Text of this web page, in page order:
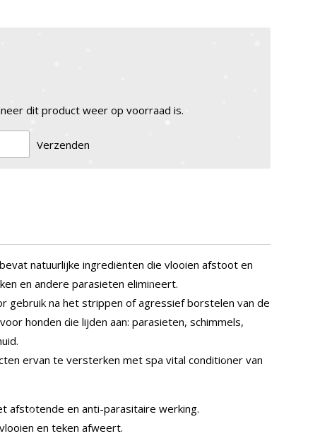
dit product weer op voorraad is.
Verzenden
natuurlijke ingrediënten die vlooien afstoot en
en andere parasieten elimineert.
gebruik na het strippen of agressief borstelen van de
honden die lijden aan: parasieten, schimmels,
ervan te versterken met spa vital conditioner van
afstotende en anti-parasitaire werking.
en teken afweert.